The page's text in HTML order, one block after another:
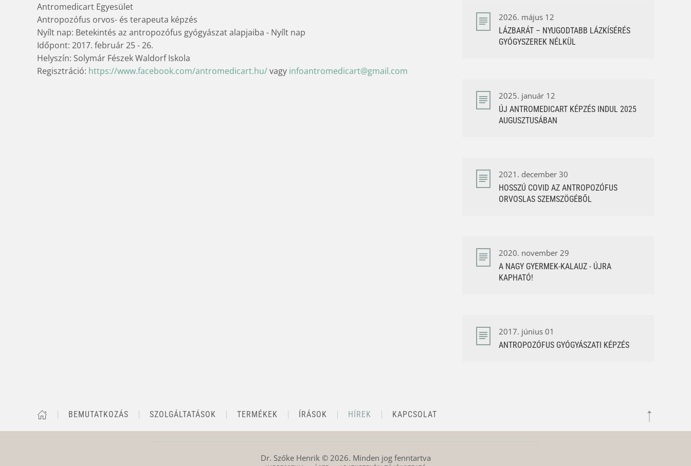
Antromedicart Egyesület
Antropozófus orvos- és terapeuta képzés
Nyílt nap: Betekintés az antropozófus gyógyászat alapjaiba - Nyílt nap
Időpont: 2017. február 25 - 26.
Helyszín: Solymár Fészek Waldorf Iskola
Regisztráció: https://www.facebook.com/antromedicart.hu/vagy infoantromedicart@gmail.com
2026. május 12
LÁZBARÁT – NYUGODTABB LÁZKÍSÉRÉS
GYÓGYSZEREK NÉLKÜL
2025. január 12
ÚJ ANTROMEDICART KÉPZÉS INDUL 2025
AUGUSZTUSÁBAN
2021. december 30
HOSSZÚ COVID AZ ANTROPOZÓFUS
ORVOSLAS SZEMSZÖGÉBŐL
2020. november 29
A NAGY GYERMEK-KALAUZ - ÚJRA
KAPHATÓ!
2017. június 01
ANTROPOZÓFUS GYÓGYÁSZATI KÉPZÉS
BEMUTATKOZÁS SZOLGÁLTATÁSOK TERMÉKEK ÍRÁSOK HÍREK KAPCSOLAT
Dr. Szőke Henrik © 2026. Minden jog fenntartva